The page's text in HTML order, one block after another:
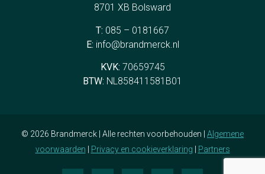
8701 XB Bolsward
T: 085 – 0181667
E: info@brandmerck.nl
KVK: 70659745
BTW: NL858411581B01
© 2026 Brandmerck | Alle rechten voorbehouden | Algemene
voorwaarden
Privacy en cookieverklaring Partners